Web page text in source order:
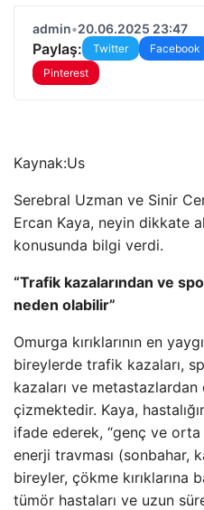
admin•20.06.2025 23:47
Paylaş: Twitter Facebook
Pinterest
Kaynak:Us
Serebral Uzman ve Sinir
Ercan Kaya, neyin dikkate
konusunda bilgi verdi.
“Trafik kazalarından ve
neden olabilir”
Omurga kırıklarının en
bireylerde trafik kazaları,
kazaları ve metastazlardan
çizmektedir. Kaya,
ifade ederek, “genç ve orta
enerji travması (sonbahar,
bireyler, çökme
tümör hastaları ve uzun